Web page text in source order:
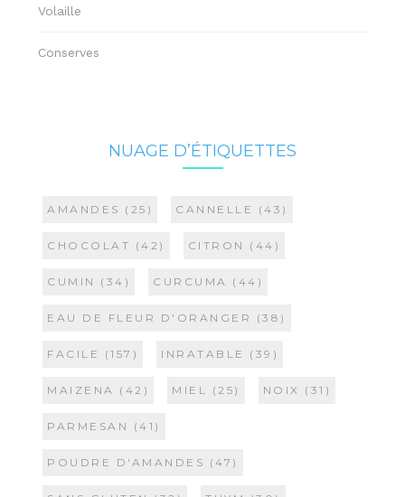
Volaille
Conserves
NUAGE D’ÉTIQUETTES
AMANDES (25) CANNELLE (43)
CHOCOLAT (42) CITRON (44)
CUMIN (34) CURCUMA (44)
EAU DE FLEUR D'ORANGER (38)
FACILE (157) INRATABLE (39)
MAIZENA (42) MIEL (25) NOIX (31)
PARMESAN (41)
POUDRE D'AMANDES (47)